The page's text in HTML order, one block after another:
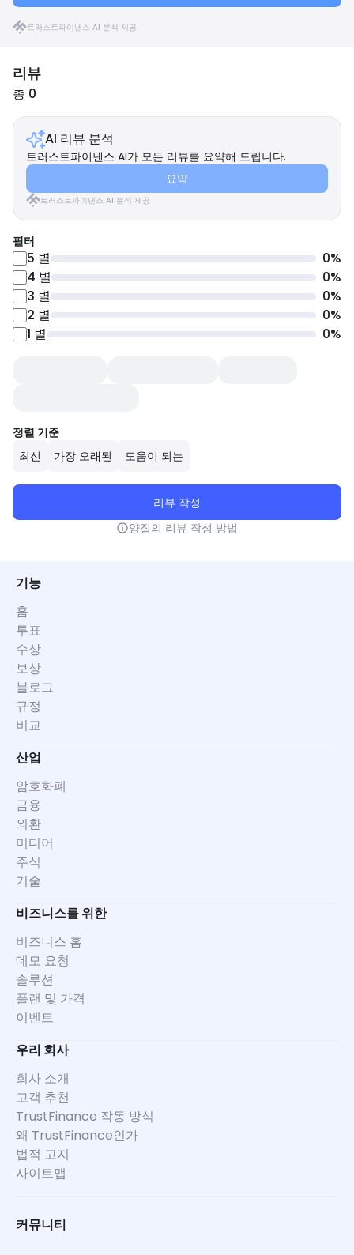
트러스트파이낸스 AI 분석 제공
리뷰
총 0
AI 리뷰 분석
트러스트파이낸스 AI가 모든 리뷰를 요약해 드립니다.
요약
트러스트파이낸스 AI 분석 제공
필터
5 별 0%
4 별 0%
3 별 0%
2 별 0%
1 별 0%
정렬 기준
최신
가장 오래된 도움이 되는
리뷰 작성
양질의 리뷰 작성 방법
기능
홈
투표
수상
보상
블로그
규정
비교
산업
암호화폐
금융
외환
미디어
주식
기술
비즈니스를 위한
비즈니스 홈
데모 요청
솔루션
플랜 및 가격
이벤트
우리 회사
회사 소개
고객 추천
TrustFinance 작동 방식
왜 TrustFinance인가
법적 고지
사이트맵
커뮤니티